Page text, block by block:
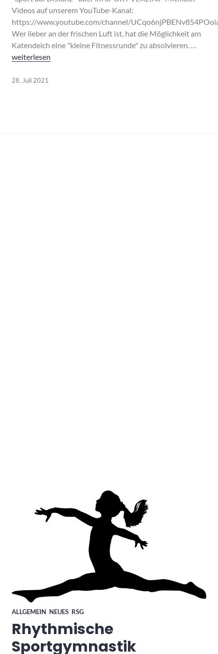
Videos auf unserem YouTube-Kanal:
https://www.youtube.com/channel/
Wer lieber an der frischen Luft ist, hat die Möglichkeit am
Katendeich eine "kleine Fitnessrunde" zu absolvieren. …
Fit trotz Corona
weiterlesen
28. Juli 2021
ALLGEMEIN NEUES RSG
Rhythmische
Sportgymnastik